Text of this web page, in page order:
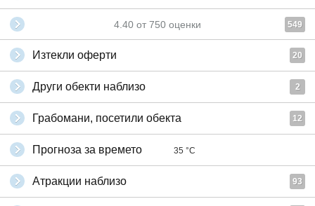
4.40 от 750 оценки 549
Изтекли оферти 20
Други обекти наблизо 2
Грабомани, посетили обекта 12
Прогноза за времето 35 °C
Атракции наблизо 93